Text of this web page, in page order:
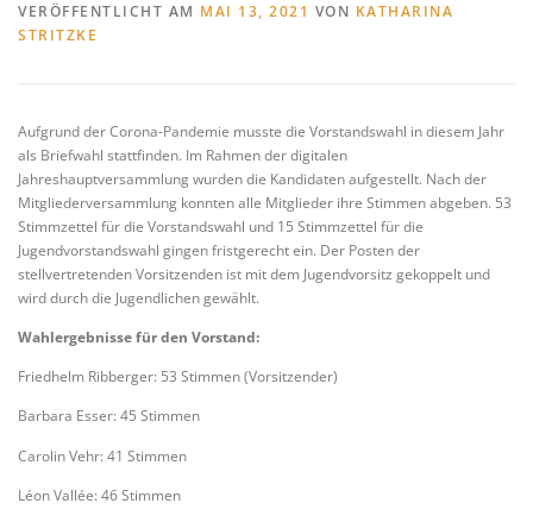
VERÖFFENTLICHT AM MAI 13, 2021 VON KATHARINA
STRITZKE
Aufgrund der Corona-Pandemie musste die Vorstandswahl in diesem Jahr
als Briefwahl stattfinden. Im Rahmen der digitalen
Jahreshauptversammlung wurden die Kandidaten aufgestellt. Nach der
Mitgliederversammlung konnten alle Mitglieder ihre Stimmen abgeben. 53
Stimmzettel für die Vorstandswahl und 15 Stimmzettel für die
Jugendvorstandswahl gingen fristgerecht ein. Der Posten der
stellvertretenden Vorsitzenden ist mit dem Jugendvorsitz gekoppelt und
wird durch die Jugendlichen gewählt.
Wahlergebnisse für den Vorstand:
Friedhelm Ribberger: 53 Stimmen (Vorsitzender)
Barbara Esser: 45 Stimmen
Carolin Vehr: 41 Stimmen
Léon Vallée: 46 Stimmen